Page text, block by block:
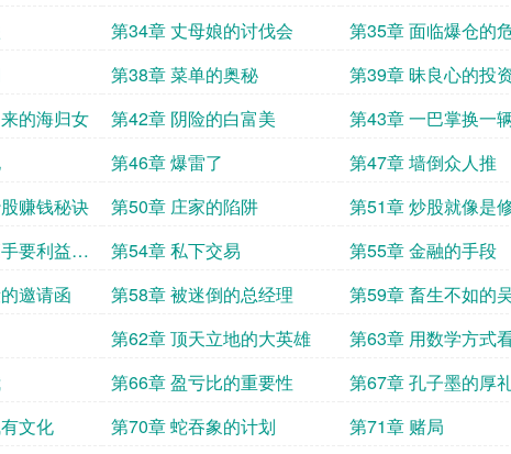
第34章 丈母娘的讨伐会 第35章 面临爆仓的
第38章 菜单的奥秘 第39章 昧良心的投
的海归女
第42章 阴险的白富美
第43章 一巴掌换一
蒂
第46章 爆雷了 第47章 墙倒众人推
赚钱秘诀 第50章 庄家的陷阱
第51章 炒股就像是
是逆天而行
要利益最
第54章 私下交易 第55章 金融的手段
邀请函 第58章 被迷倒的总经理 第59章 畜生不如的
第62章 顶天立地的大英雄 第63章 用数学方式
第66章 盈亏比的重要性 第67章 孔子墨的厚
文化
第70章 蛇吞象的计划 第71章 赌局